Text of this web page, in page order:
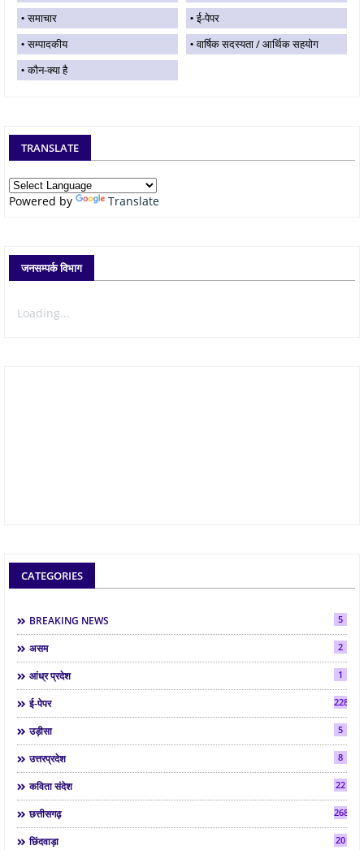
समाचार
ई-पेपर
सम्पादकीय
वार्षिक सदस्यता / आर्थिक सहयोग
कौन-क्या है
TRANSLATE
Powered by Translate
जनसम्पर्क विभाग
Loading...
CATEGORIES
BREAKING NEWS 5
असम 2
आंध्र प्रदेश 1
ई-पेपर 2287
उड़ीसा 5
उत्तरप्रदेश 8
कविता संदेश 22
छत्तीसगढ़ 268
छिंदवाड़ा 20